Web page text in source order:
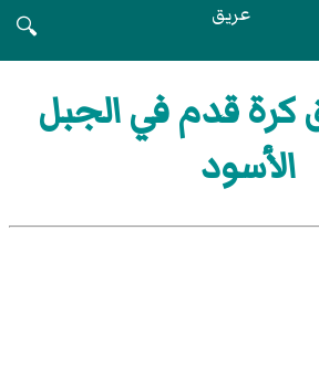
عريق
🔍
قدم في الجبل
الأسود